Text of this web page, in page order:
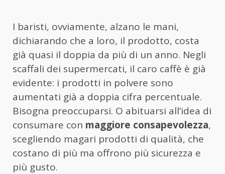
I baristi, ovviamente, alzano le mani,
dichiarando che a loro, il prodotto, costa
già quasi il doppia da più di un anno. Negli
scaffali dei supermercati, il caro caffè è già
evidente: i prodotti in polvere sono
aumentati già a doppia cifra percentuale.
Bisogna preoccuparsi. O abituarsi all’idea di
consumare con maggiore consapevolezza,
scegliendo magari prodotti di qualità, che
costano di più ma offrono più sicurezza e
più gusto.